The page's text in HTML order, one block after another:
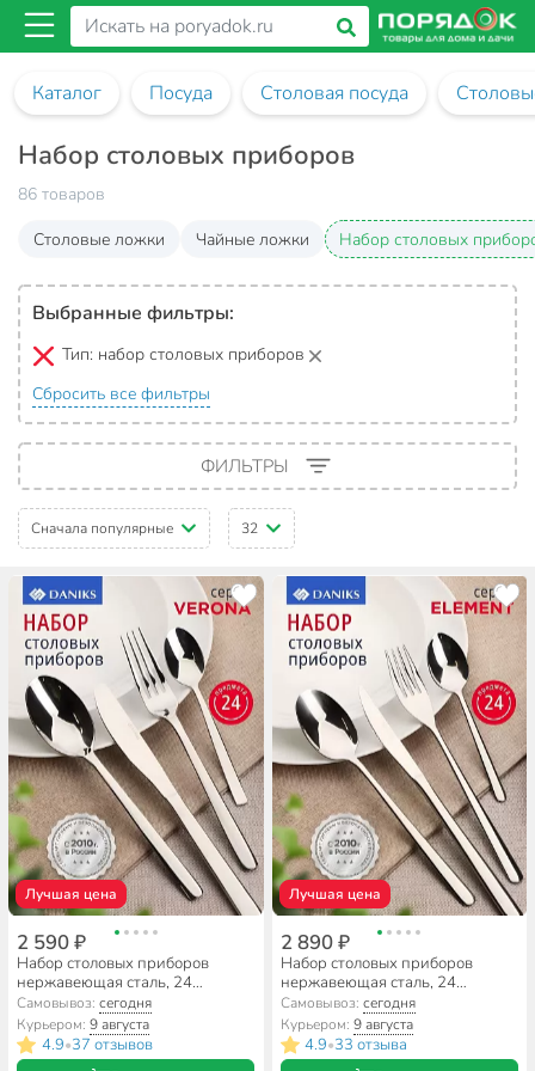
Каталог Посуда Столовая посуда
Набор столовых приборов
86 товаров
Столовые ложки
Чайные ложки Набор столовых
Выбранные фильтры:
Тип: набор столовых приборов
Сбросить все фильтры
ФИЛЬТРЫ
Сначала популярные 32
Лучшая цена
2 590 ₽
Набор столовых приборов
нержавеющая сталь, 24
предмета, Daniks, Verona
Самовывоз:сегодня
Курьером:9 августа
4.9•37 отзывов
Лучшая цена
2 890 ₽
Набор столовых приборов
нержавеющая сталь, 24
предмета, Daniks, Element
Самовывоз: сегодня
Курьером: 9 августа
4.9•33 отзыва